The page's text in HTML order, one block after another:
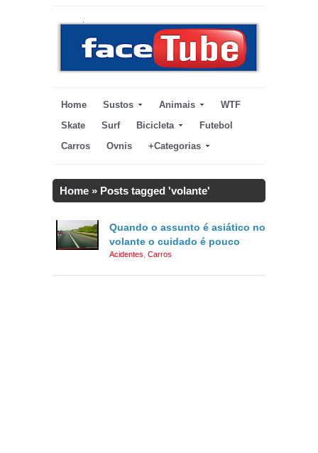
Home Sustos Animais
WTF
Skate
Surf Bicicleta
Futebol
Carros
Ovnis +Categorias
Home » Posts tagged 'volante'
Quando o assunto é asiático no
volante o cuidado é pouco
Acidentes Carros